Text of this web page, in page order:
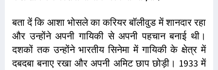
बता दें कि आशा भोसले का करियर बॉलीवुड में शानदार रहा
और उन्होंने अपनी गायिकी से अपनी पहचान बनाई थी।
दशकों तक उन्होंने भारतीय सिनेमा में गायिकी के क्षेत्र में
दबदबा बनाए रखा और अपनी अमिट छाप छोड़ी। 1933 में